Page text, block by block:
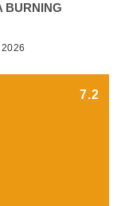
BURNING
7.2